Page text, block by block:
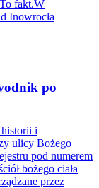
fakt.W
Inowrocła
po
i
ulicy Bożego
pod numerem
bożego ciała
przez